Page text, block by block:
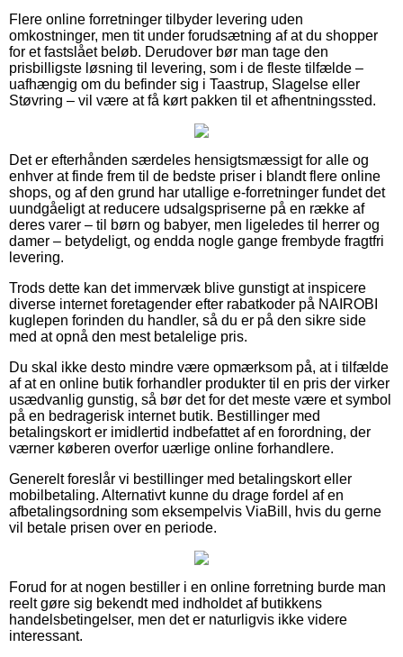
Flere online forretninger tilbyder levering uden
omkostninger, men tit under forudsætning af at du shopper
for et fastslået beløb. Derudover bør man tage den
prisbilligste løsning til levering, som i de fleste tilfælde –
uafhængig om du befinder sig i Taastrup, Slagelse eller
Støvring – vil være at få kørt pakken til et afhentningssted.
Det er efterhånden særdeles hensigtsmæssigt for alle og
enhver at finde frem til de bedste priser i blandt flere online
shops, og af den grund har utallige e-forretninger fundet det
uundgåeligt at reducere udsalgspriserne på en række af
deres varer – til børn og babyer, men ligeledes til herrer og
damer – betydeligt, og endda nogle gange frembyde fragtfri
levering.
Trods dette kan det immervæk blive gunstigt at inspicere
diverse internet foretagender efter rabatkoder på NAIROBI
kuglepen forinden du handler, så du er på den sikre side
med at opnå den mest betalelige pris.
Du skal ikke desto mindre være opmærksom på, at i tilfælde
af at en online butik forhandler produkter til en pris der virker
usædvanlig gunstig, så bør det for det meste være et symbol
på en bedragerisk internet butik. Bestillinger med
betalingskort er imidlertid indbefattet af en forordning, der
værner køberen overfor uærlige online forhandlere.
Generelt foreslår vi bestillinger med betalingskort eller
mobilbetaling. Alternativt kunne du drage fordel af en
afbetalingsordning som eksempelvis ViaBill, hvis du gerne
vil betale prisen over en periode.
Forud for at nogen bestiller i en online forretning burde man
reelt gøre sig bekendt med indholdet af butikkens
handelsbetingelser, men det er naturligvis ikke videre
interessant.